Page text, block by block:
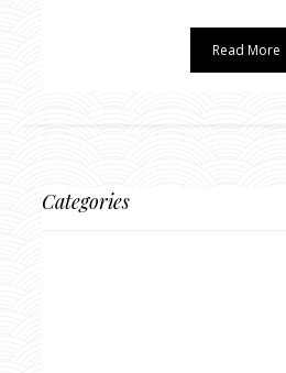
Read More
Categories